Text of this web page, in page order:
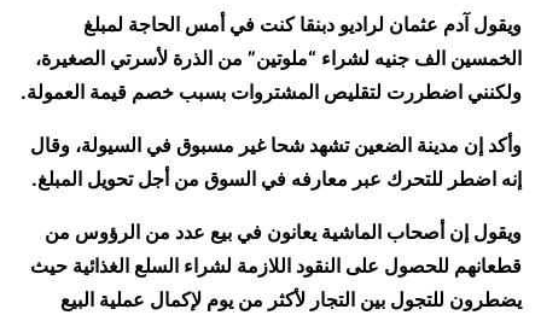
ويقول آدم عثمان لراديو دبنقا كنت في أمس الحاجة لمبلغ
الخمسين الف جنيه لشراء “ملوتين” من الذرة لأسرتي الصغيرة،
ولكنني اضطررت لتقليص المشتروات بسبب خصم قيمة العمولة.
وأكد إن مدينة الضعين تشهد شحا غير مسبوق في السيولة، وقال
إنه اضطر للتحرك عبر معارفه في السوق من أجل تحويل المبلغ.
ويقول إن أصحاب الماشية يعانون في بيع عدد من الرؤوس من
قطعانهم للحصول على النقود اللازمة لشراء السلع الغذائية حيث
يضطرون للتجول بين التجار لأكثر من يوم لإكمال عملية البيع